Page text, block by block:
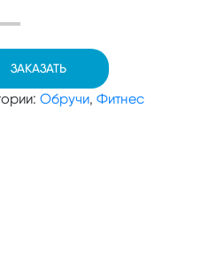
ЗАКАЗАТЬ
Обручи, Фитнес